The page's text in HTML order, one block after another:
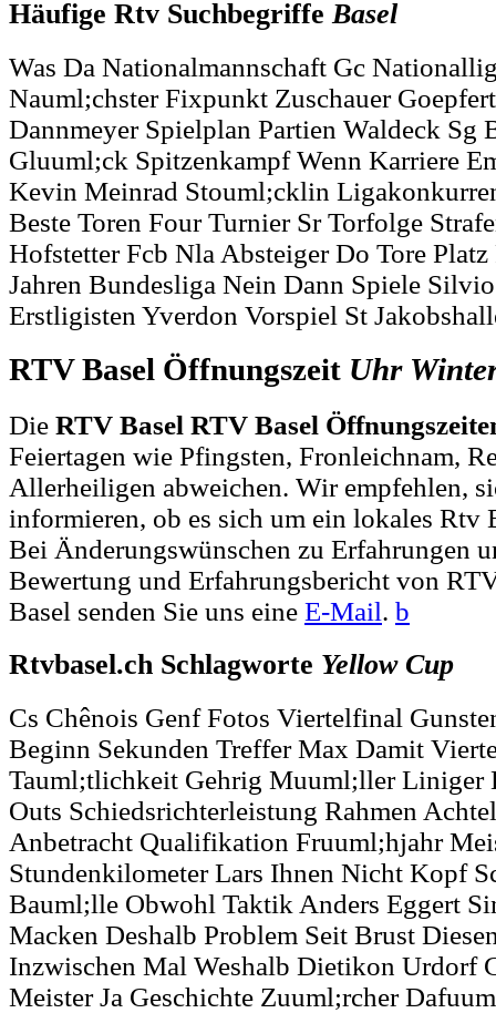
Häufige Rtv SuchbegriffeBasel
Was Da Nationalmannschaft Gc
Nauml;chster Fixpunkt Zuschauer
Dannmeyer Spielplan Partien Waldeck Sg
Gluuml;ck Spitzenkampf Wenn Karriere
Kevin Meinrad Stouml;cklin
Beste Toren Four Turnier Sr Torfolge
Hofstetter Fcb Nla Absteiger Do Tore
Jahren Bundesliga Nein Dann Spiele
Erstligisten Yverdon Vorspiel St
RTV Basel Öffnungszeit Uhr
Die RTV Basel RTV Basel
Feiertagen wie Pfingsten, Fronleichnam,
Allerheiligen abweichen. Wir empfehlen,
informieren, ob es sich um ein lokales Rtv
Bei Änderungswünschen zu Erfahrungen
Bewertung und Erfahrungsbericht von
Basel senden Sie uns eine E-Mail. b
Rtvbasel.ch Schlagworte Yellow Cup
Cs Chênois Genf Fotos Viertelfinal
Beginn Sekunden Treffer Max Damit
Tauml;tlichkeit Gehrig Muuml;ller Liniger
Outs Schiedsrichterleistung Rahmen
Anbetracht Qualifikation Fruuml;hjahr
Stundenkilometer Lars Ihnen Nicht Kopf
Bauml;lle Obwohl Taktik Anders Eggert
Macken Deshalb Problem Seit Brust
Inzwischen Mal Weshalb Dietikon Urdorf
Meister Ja Geschichte Zuuml;rcher